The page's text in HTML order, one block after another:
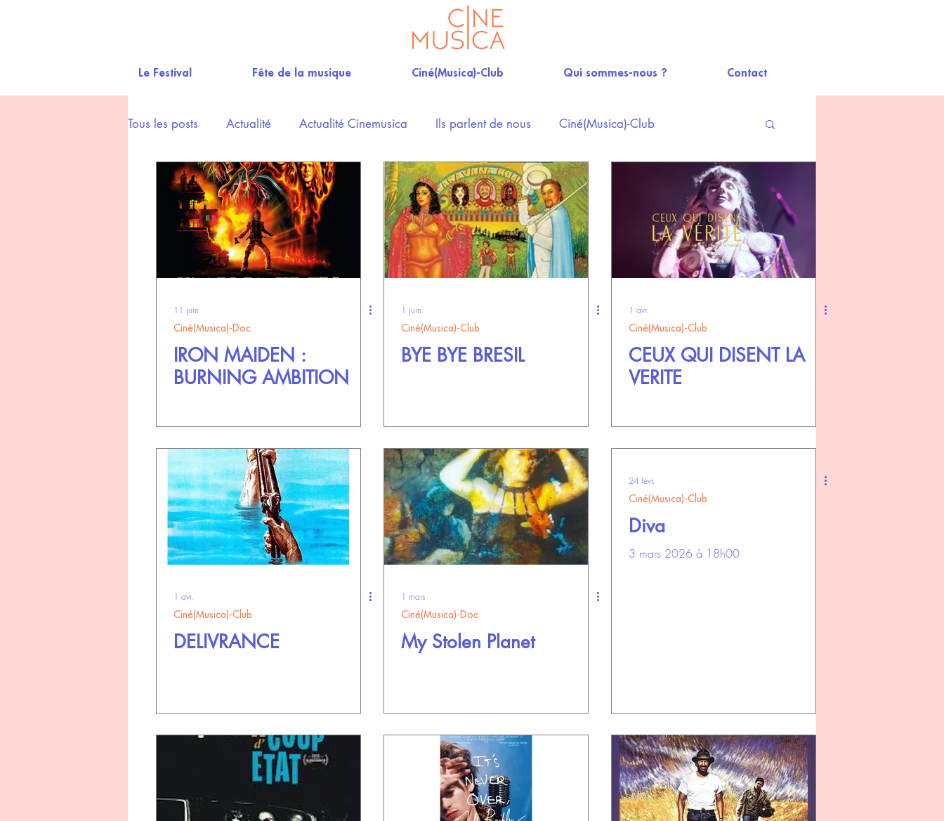
Le Festival Fête de la musique Ciné(Musica)-Club Qui sommes-nous ? Contact
Tous les posts Actualité Actualité Cinemusica Ils parlent de nous Ciné(Musica)-Club
Ciné(Musica)-Doc
11 juin
Ciné(Musica)-Doc
IRON MAIDEN :
BURNING AMBITION
1 juin
Ciné(Musica)-Club
BYE BYE BRESIL
1 avr.
Ciné(Musica)-Club
CEUX QUI DISENT LA
VERITE
1 avr.
Ciné(Musica)-Club
DELIVRANCE
1 mars
Ciné(Musica)-Doc
My Stolen Planet
24 févr.
Ciné(Musica)-Club
Diva
3 mars 2026 à 18h00